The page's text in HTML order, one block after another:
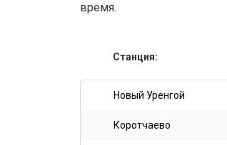
время.
Станция:
Новый Уренгой
Коротчаево